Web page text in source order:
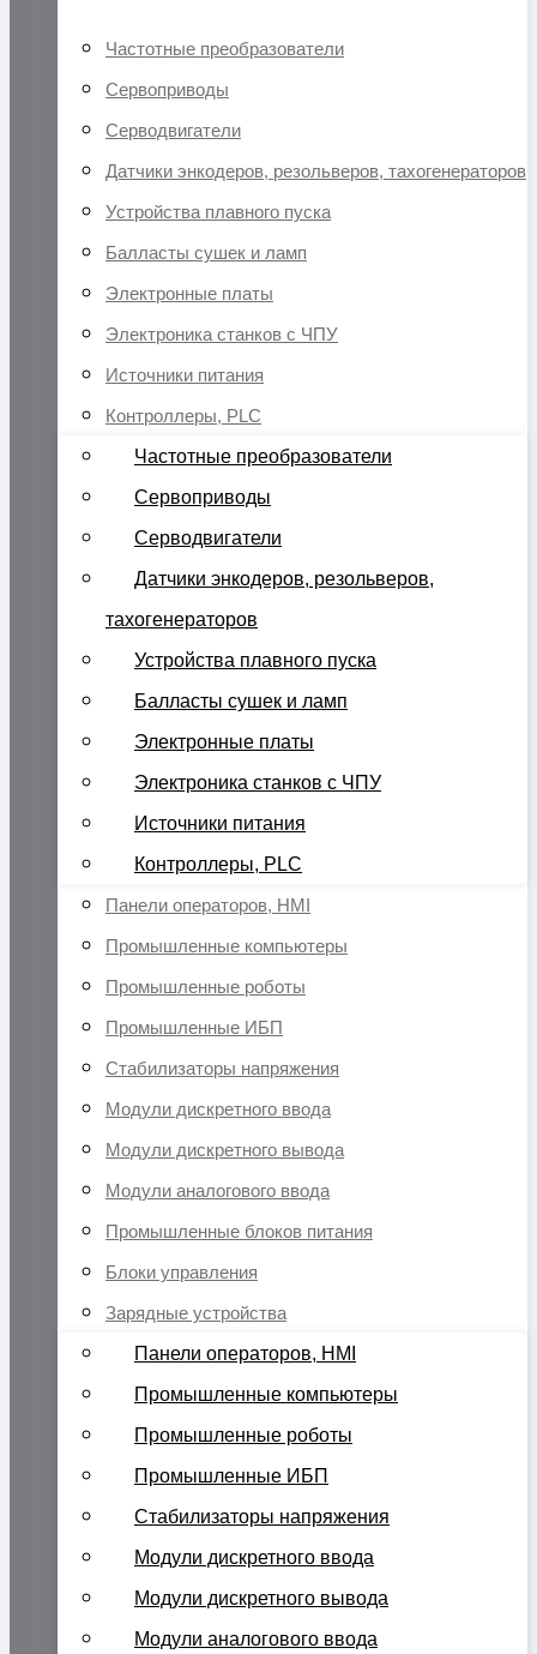
Частотные преобразователи
Сервоприводы
Серводвигатели
Датчики энкодеров, резольверов, тахогенераторов
Устройства плавного пуска
Балласты сушек и ламп
Электронные платы
Электроника станков с ЧПУ
Источники питания
Контроллеры, PLC
Частотные преобразователи
Сервоприводы
Серводвигатели
Датчики энкодеров, резольверов,
тахогенераторов
Устройства плавного пуска
Балласты сушек и ламп
Электронные платы
Электроника станков с ЧПУ
Источники питания
Контроллеры, PLC
Панели операторов, HMI
Промышленные компьютеры
Промышленные роботы
Промышленные ИБП
Стабилизаторы напряжения
Модули дискретного ввода
Модули дискретного вывода
Модули аналогового ввода
Промышленные блоков питания
Блоки управления
Зарядные устройства
Панели операторов, HMI
Промышленные компьютеры
Промышленные роботы
Промышленные ИБП
Стабилизаторы напряжения
Модули дискретного ввода
Модули дискретного вывода
Модули аналогового ввода